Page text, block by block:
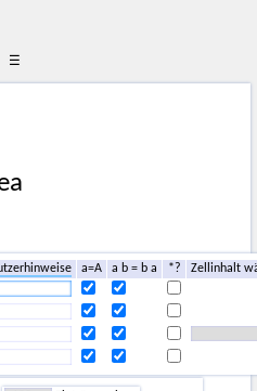
☰
a=A a b = b a *?
Zellinhalt